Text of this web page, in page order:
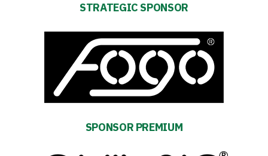
STRATEGIC SPONSOR
SPONSOR PREMIUM